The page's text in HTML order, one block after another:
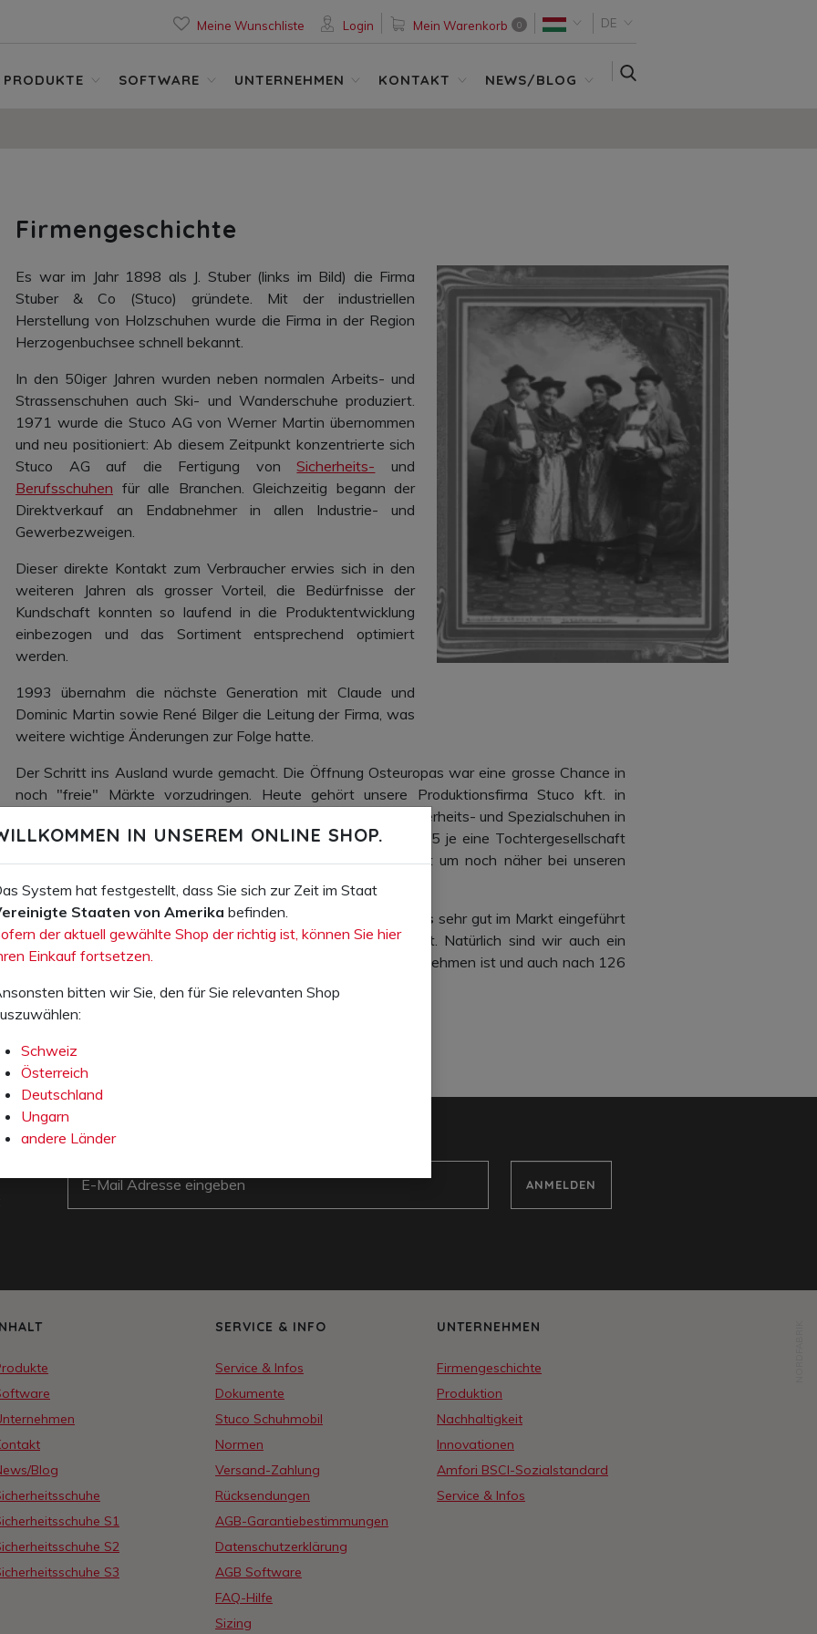
Meine Wunschliste Login Mein Warenkorb 0 DE
PRODUKTE SOFTWARE UNTERNEHMEN KONTAKT NEWS/BLOG
Firmengeschichte
Es war im Jahr 1898 als J. Stuber (links im Bild) die Firma
Stuber & Co (Stuco) gründete. Mit der industriellen
Herstellung von Holzschuhen wurde die Firma in der Region
Herzogenbuchsee schnell bekannt.
In den 50iger Jahren wurden neben normalen Arbeits- und
Strassenschuhen auch Ski- und Wanderschuhe produziert.
1971 wurde die Stuco AG von Werner Martin übernommen
und neu positioniert: Ab diesem Zeitpunkt konzentrierte sich
Stuco AG auf die Fertigung vonSicherheits- und
Berufsschuhen für alle Branchen. Gleichzeitig begann der
Direktverkauf an Endabnehmer in allen Industrie- und
Gewerbezweigen.
Dieser direkte Kontakt zum Verbraucher erwies sich in den
weiteren Jahren als grosser Vorteil, die Bedürfnisse der
Kundschaft konnten so laufend in die Produktentwicklung
einbezogen und das Sortiment entsprechend optimiert
werden.
1993 übernahm die nächste Generation mit Claude und
Dominic Martin sowie René Bilger die Leitung der Firma, was
weitere wichtige Änderungen zur Folge hatte.
Der Schritt ins Ausland wurde gemacht. Die Öffnung Osteuropas war eine grosse Chance in
noch "freie" Märkte vorzudringen. Heute gehört unsere Produktionsfirma Stuco kft. in
Nagymanyok (Ungarn) zu den wichtigsten Anbietern von Sicherheits- und Spezialschuhen in
Ungarn. In Österreich und Deutschland wurden 1998 und 2015 je eine Tochtergesellschaft
gegründet, für Stuco wichtige Standbeine im EU-Binnenmarkt um noch näher bei unseren
Kunden zu sein.
Heute sind unsere Produkte unter den Marken
ocuts sehr gut im Markt eingeführt
und bekannt für einzigartigen Komfort und ihre hohe Qualität. Natürlich sind wir auch ein
bisschen stolz, dass Stuco immer noch ein reines Familienunternehmen ist und auch nach 126
Jahren nach wie vor zu 100% in Europa produzieren kann.
ANMELDEN
Blog
S1
S2
S3
SERVICE & INFO
Service & Infos
Dokumente
Stuco Schuhmobil
Normen
Versand-Zahlung
Rücksendungen
AGB-Garantiebestimmungen
Datenschutzerklärung
AGB Software
FAQ-Hilfe
Sizing
UNTERNEHMEN
Firmengeschichte
Produktion
Nachhaltigkeit
Innovationen
Amfori BSCI-Sozialstandard
Service & Infos
IN UNSEREM ONLINE SHOP.
System hat festgestellt, dass Sie sich zur Zeit im Staat
Staaten von Amerika befinden.
der aktuell gewählte Shop der richtig ist, können Sie hier
Einkauf fortsetzen.
bitten wir Sie, den für Sie relevanten Shop
Schweiz
Österreich
Deutschland
Ungarn
andere Länder